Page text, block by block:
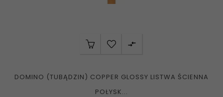

DOMINO (TUBĄDZIN) COPPER GLOSSY LISTWA ŚCIENNA
POŁYSK...